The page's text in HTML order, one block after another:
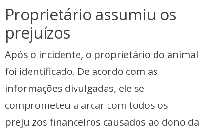
Proprietário assumiu os
prejuízos
Após o incidente, o proprietário do animal
foi identificado. De acordo com as
informações divulgadas, ele se
comprometeu a arcar com todos os
prejuízos financeiros causados ao dono da